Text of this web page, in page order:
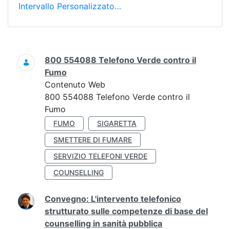
Intervallo Personalizzato…
Ricerca
800 554088 Telefono Verde contro il
Fumo
Contenuto Web
800 554088 Telefono Verde contro il
Fumo
FUMO
SIGARETTA
SMETTERE DI FUMARE
SERVIZIO TELEFONI VERDE
COUNSELLING
Convegno: L'intervento telefonico
strutturato sulle competenze di base del
counselling in sanità pubblica